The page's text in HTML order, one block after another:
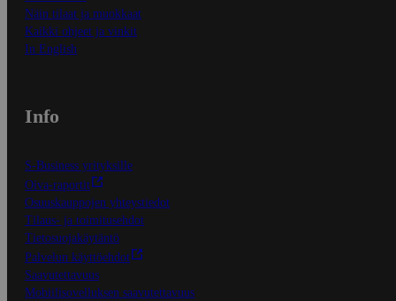
Näin tilaat ja muokkaat
Kaikki ohjeet ja vinkit
In English
Info
S-Business yrityksille
Oiva-raportit
Osuuskauppojen yhteystiedot
Tilaus- ja toimitusehdot
Tietosuojakäytäntö
Palvelun käyttöehdot
Saavutettavuus
Mobiilisovelluksen saavutettavuus